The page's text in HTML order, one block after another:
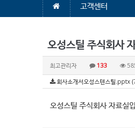
고객센터
오성스틸 주식회사
최고관리자 133
회사소개서오성스텐스틸.pptx
오성스틸 주식회사 자료실